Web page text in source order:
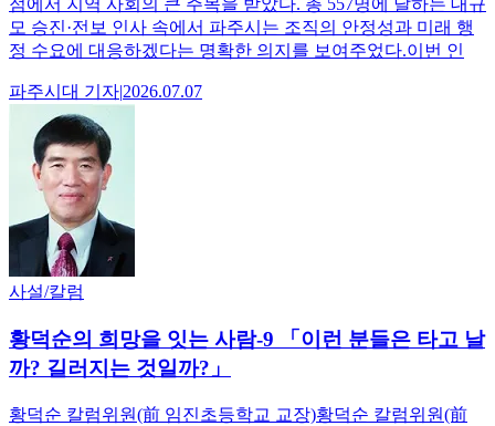
점에서 지역 사회의 큰 주목을 받았다. 총 557명에 달하는 대규
모 승진·전보 인사 속에서 파주시는 조직의 안정성과 미래 행
정 수요에 대응하겠다는 명확한 의지를 보여주었다.이번 인
파주시대 기자|2026.07.07
사설/칼럼
황덕순의 희망을 잇는 사람-9 「이런 분들은 타고 날
까? 길러지는 것일까?」
황덕순 칼럼위원(前 임진초등학교 교장)황덕순 칼럼위원(前